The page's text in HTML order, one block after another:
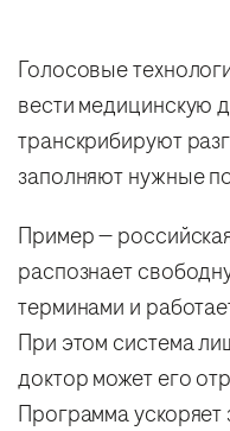
Голосовые
вести медицинскую
транскрибируют
заполняют нужные
Пример —
распознает
терминами и
При этом система
доктор может его
Программа